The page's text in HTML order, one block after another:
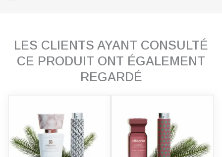
LES CLIENTS AYANT CONSULTÉ
CE PRODUIT ONT ÉGALEMENT
REGARDÉ